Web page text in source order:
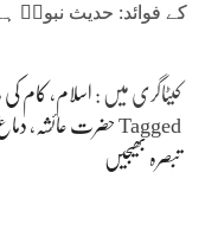
کے فوائد: حدیث نبویؐ
کیٹاگری میں : اسلام ، کام کی
Tagged حضرت عائشہ ،
تبصرہ بھیجیں